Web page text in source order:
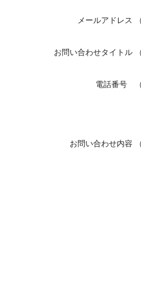
メールアドレス
お問い合わせタイトル
電話番号 （
お問い合わせ内容